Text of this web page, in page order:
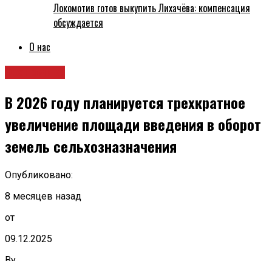
Локомотив готов выкупить Лихачёва: компенсация
обсуждается
О нас
В 2026 году планируется трехкратное
увеличение площади введения в оборот
земель сельхозназначения
Опубликовано:
8 месяцев назад
от
09.12.2025